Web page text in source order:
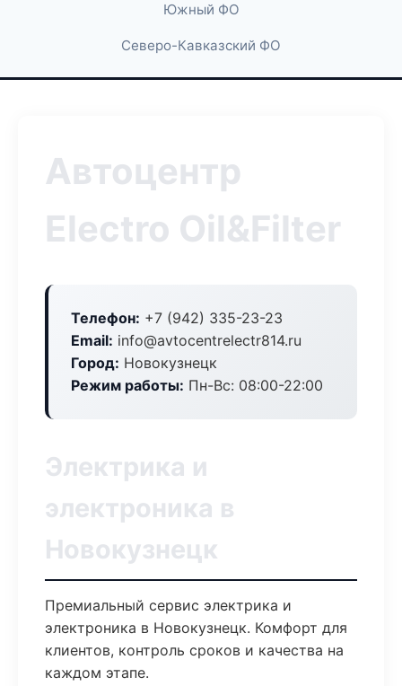
Южный ФО
Северо-Кавказский ФО
Автоцентр
Electro Oil&Filter
Телефон: +7 (942) 335-23-23
Email: info@avtocentrelectr814.ru
Город: Новокузнецк
Режим работы: Пн-Вс: 08:00-22:00
Электрика и
электроника в
Новокузнецк
Премиальный сервис электрика и
электроника в Новокузнецк. Комфорт для
клиентов, контроль сроков и качества на
каждом этапе.